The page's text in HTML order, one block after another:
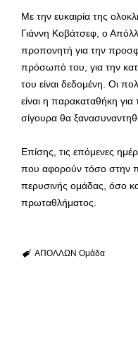
Με την ευκαιρία της
Γιάννη Κοβάτσεφ, ο
προπονητή για την
πρόσωπό του, για την
του είναι δεδομένη. Οι
είναι η παρακαταθήκη για
σίγουρα θα
Επίσης, τις επόμενες
που αφορούν τόσο στην
περυσινής ομάδας, όσο
πρωταθλήματος.
ΑΠΟΛΛΩΝ Ομάδα